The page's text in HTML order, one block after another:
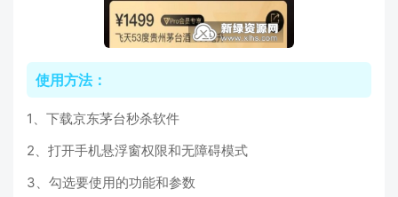
使用方法：
1、下载京东茅台秒杀软件
2、打开手机悬浮窗权限和无障碍模式
3、勾选要使用的功能和参数